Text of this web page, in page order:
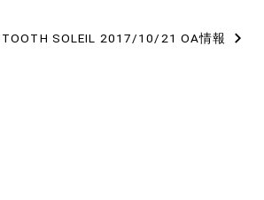
TOOTH SOLEIL 2017/10/21 OA情報